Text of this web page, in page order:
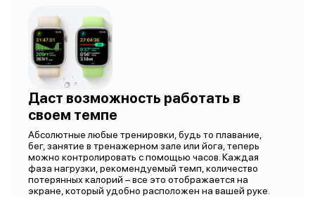
Даст возможность работать в
своем темпе
Абсолютные любые тренировки, будь то плавание,
бег, занятие в тренажерном зале или йога, теперь
можно контролировать с помощью часов. Каждая
фаза нагрузки, рекомендуемый темп, количество
потерянных калорий – все это отображается на
экране, который удобно расположен на вашей руке.